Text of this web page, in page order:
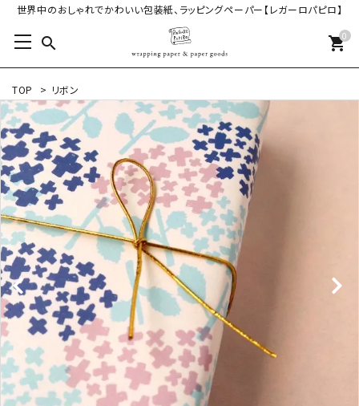
世界中のおしゃれでかわいい包装紙、ラッピングペーパー【レガーロパピロ】
search 0
shopping_cart
TOP > リボン